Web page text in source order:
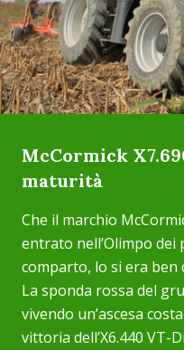
McCormick
maturità
Che il marchio
entrato nell’Olimpo
comparto, lo si era ben
La sponda rossa del
vivendo un’ascesa
vittoria dell’X6.440 VT-